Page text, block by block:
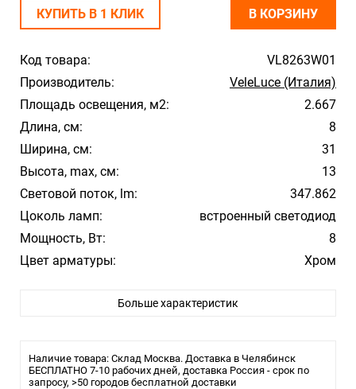
Код товара:
VL8263W01
Производитель:
VeleLuce (Италия)
Площадь освещения, м2:
2.667
Длина, см:
8
Ширина, см:
31
Высота, max, см:
13
Световой поток, lm:
347.862
Цоколь ламп:
встроенный светодиод
Мощность, Вт:
8
Цвет арматуры:
Хром
Материал плафона/абажура:
Помещение:
Большой зал, Гостиная, Спальня
Больше характеристик
Наличие товара: Склад Москва. Доставка в Челябинск
БЕСПЛАТНО 7-10 рабочих дней, доставка Россия - срок по
запросу, >50 городов бесплатной доставки
КУПИТЬ В 1 КЛИК В КОРЗИНУ